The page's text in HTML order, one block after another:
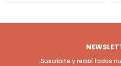
¡Suscribite y recibí todas